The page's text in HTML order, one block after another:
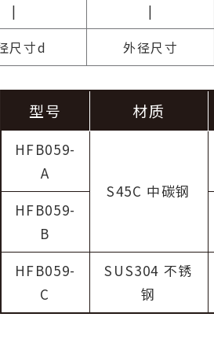
| |
尺寸d 外径尺寸
型号 材质
HFB059-
A
S45C 中碳钢
HFB059-
B
HFB059-
C
SUS304 不锈
钢